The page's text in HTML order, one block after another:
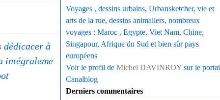
dédicacer à
intégraleme
Voyages , dessins urbains, Urbansketcher, vie et
arts de la rue, dessins animaliers, nombreux
voyages : Maroc , Egypte, Viet Nam, Chine,
Singapour, Afrique du Sud et bien sûr pays
européens
Voir le profil de Michel DAVINROY sur le
Canalblog
Derniers commentaires